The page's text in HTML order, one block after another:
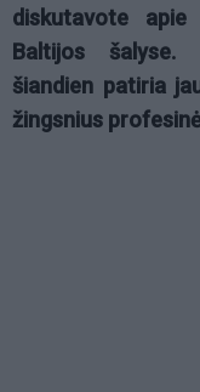
diskutavote
Baltijos šalyse.
šiandien patiria
žingsnius